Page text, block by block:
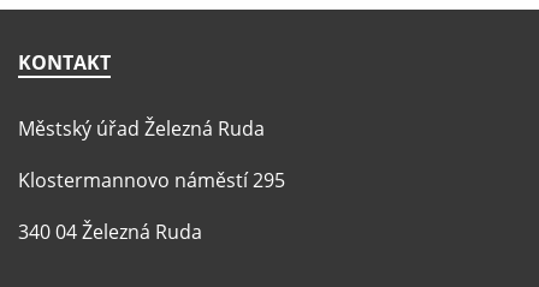
KONTAKT
Městský úřad Železná Ruda
Klostermannovo náměstí 295
340 04 Železná Ruda